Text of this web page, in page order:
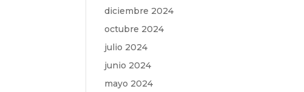
diciembre 2024
octubre 2024
julio 2024
junio 2024
mayo 2024